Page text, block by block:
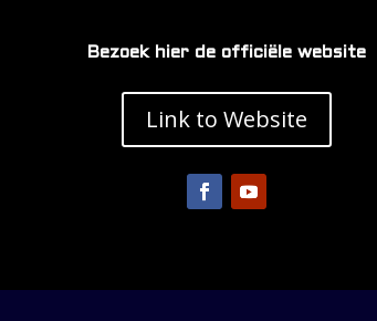
Bezoek hier de officiële website
Link to Website